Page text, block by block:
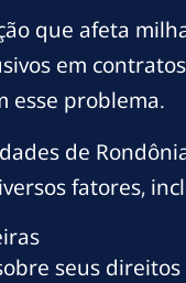
que afeta
em
esse problema.
de
fatores,
seus direitos